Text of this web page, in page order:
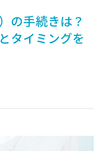
の手続きは？
タイミングを